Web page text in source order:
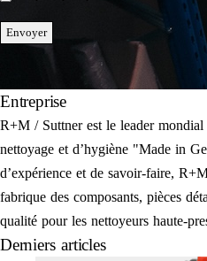
Envoyer
Entreprise
R+M / Suttner est le leader mondial
nettoyage et d’hygiène "Made in
d’expérience et de savoir-faire,
fabrique des composants, pièces
qualité pour les nettoyeurs haute-
Derniers articles